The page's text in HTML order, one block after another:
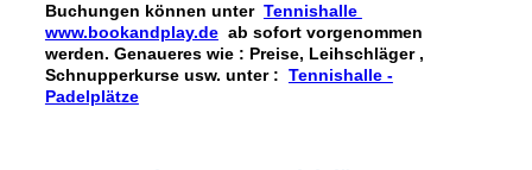
Buchungen können unter Tennishalle
www.bookandplay.deab sofort vorgenommen
werden. Genaueres wie : Preise, Leihschläger ,
Schnupperkurse usw. unter : Tennishalle -
Padelplätze